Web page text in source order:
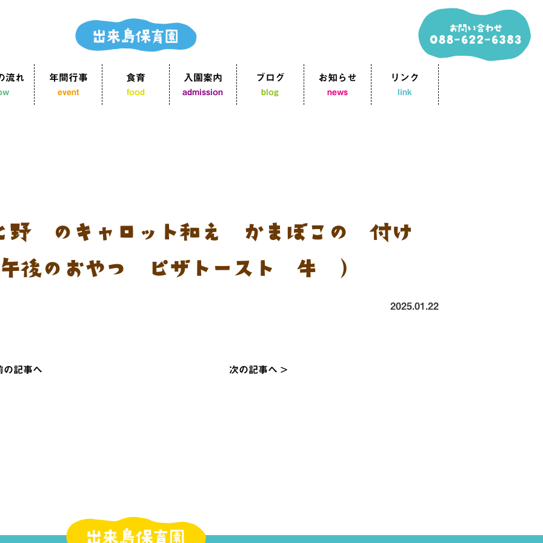
流れ 年間行事
event
食育
food
入園案内
admission
ブログ
blog
お知らせ
news
リンク
link
菜のキャロット和え かまぼこの煮付け
後のおやつ：ピザトースト 牛乳）
2025.01.22
の記事へ 次の記事へ >